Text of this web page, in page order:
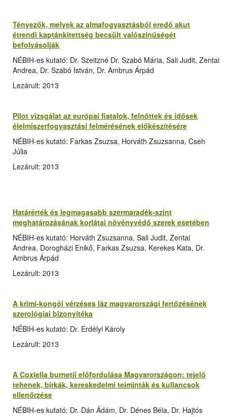
Tényezők, melyek az almafogyasztásból eredő akut
étrendi kaptánkitettség becsült valószínűségét
befolyásolják
NÉBIH-es kutató: Dr. Szeitzné Dr. Szabó Mária, Sali Judit, Zentai
Andrea, Dr. Szabó István, Dr. Ambrus Árpád
Lezárult: 2013
Pilot vizsgálat az európai fiatalok, felnőttek és idősek
élelmiszerfogyasztási felmérésének előkészítésére
NÉBIH-es kutató: Farkas Zsuzsa, Horváth Zsuzsanna, Cseh
Júlia
Lezárult: 2013
Határérték és legmagasabb szermaradék-szint
meghatározásának korlátai növényvédő szerek esetében
NÉBIH-es kutató: Horváth Zsuzsanna, Sali Judit, Zentai
Andrea, Dorogházi Enikő, Farkas Zsuzsa, Kerekes Kata, Dr.
Ambrus Árpád
Lezárult: 2013
A krími-kongói vérzéses láz magyarországi fertőzésének
szerológiai bizonyítéka
NÉBIH-es kutató: Dr. Erdélyi Károly
Lezárult: 2013
A Coxiella burnetii előfordulása Magyarországon: tejelő
tehenek, birkák, kereskedelmi tejminták és kullancsok
ellenőrzése
NÉBIH-es kutató: Dr. Dán Ádám, Dr. Dénes Béla, Dr. Hajtós